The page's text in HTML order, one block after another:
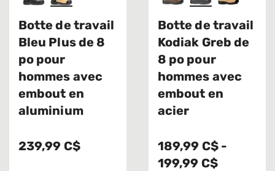
Botte de travail
Bleu Plus de 8
po pour
hommes avec
embout en
aluminium
239,99 C$
Botte de travail
Kodiak Greb de
8 po pour
hommes avec
embout en
acier
189,99 C$ -
199,99 C$